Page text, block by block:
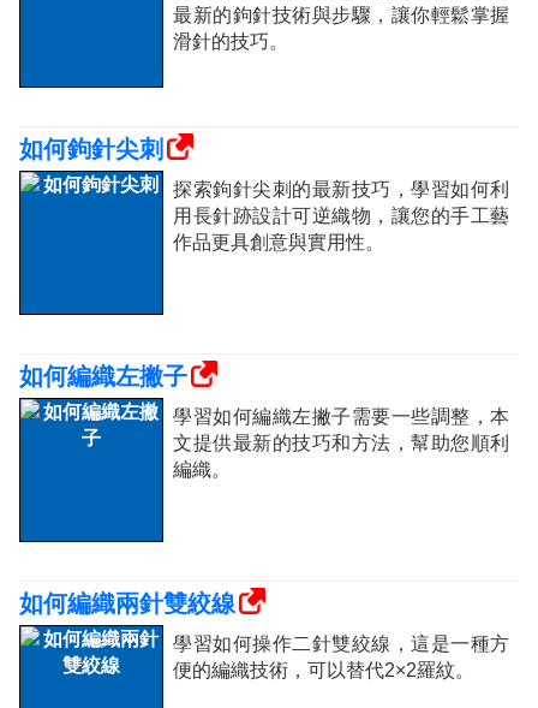
最新的鉤針技術與步驟，讓你輕鬆掌握
滑針的技巧。
如何鉤針尖刺
探索鉤針尖刺的最新技巧，學習如何利
用長針跡設計可逆織物，讓您的手工藝
作品更具創意與實用性。
如何編織左撇子
學習如何編織左撇子需要一些調整，本
文提供最新的技巧和方法，幫助您順利
編織。
如何編織兩針雙絞線
學習如何操作二針雙絞線，這是一種方
便的編織技術，可以替代2×2羅紋。